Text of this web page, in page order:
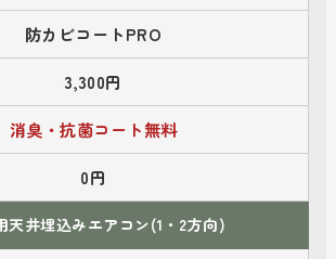
防カビコートPRO
3,300円
消臭・抗菌コート無料
0円
天井埋込みエアコン(1・2方向)